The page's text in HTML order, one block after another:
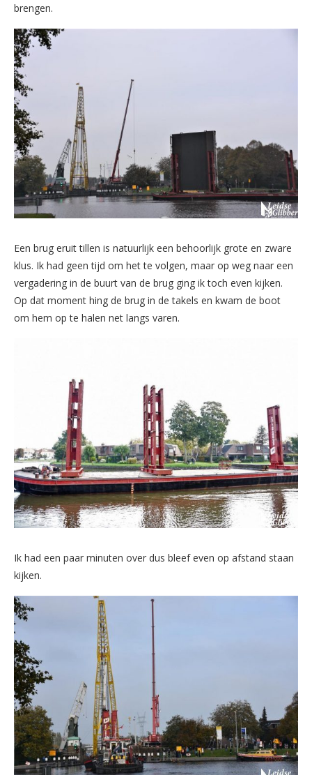
brengen.
Een brug eruit tillen is natuurlijk een behoorlijk grote en zware
klus. Ik had geen tijd om het te volgen, maar op weg naar een
vergadering in de buurt van de brug ging ik toch even kijken.
Op dat moment hing de brug in de takels en kwam de boot
om hem op te halen net langs varen.
Ik had een paar minuten over dus bleef even op afstand staan
kijken.